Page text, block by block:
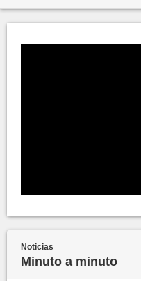
Noticias
Minuto a minuto